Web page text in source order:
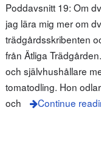
Poddavsnitt 19: Om
jag lära mig mer om
trädgårdsskribenten
från Ätliga
och självhushållare
tomatodling. Hon
och
Continue